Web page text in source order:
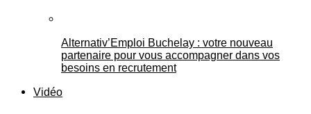
Alternativ’Emploi Buchelay : votre nouveau
partenaire pour vous accompagner dans vos
besoins en recrutement
Vidéo